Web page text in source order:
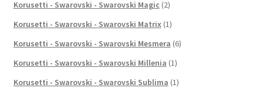
Korusetti - Swarovski - Swarovski Magic (2)
Korusetti - Swarovski - Swarovski Matrix (1)
Korusetti - Swarovski - Swarovski Mesmera (6)
Korusetti - Swarovski - Swarovski Millenia (1)
Korusetti - Swarovski - Swarovski Sublima (1)